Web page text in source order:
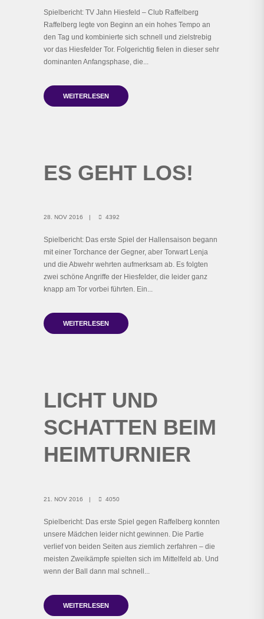
Spielbericht: TV Jahn Hiesfeld – Club Raffelberg
Raffelberg legte von Beginn an ein hohes Tempo an
den Tag und kombinierte sich schnell und zielstrebig
vor das Hiesfelder Tor. Folgerichtig fielen in dieser sehr
dominanten Anfangsphase, die...
WEITERLESEN
ES GEHT LOS!
28. NOV 2016 4392
Spielbericht: Das erste Spiel der Hallensaison begann
mit einer Torchance der Gegner, aber Torwart Lenja
und die Abwehr wehrten aufmerksam ab. Es folgten
zwei schöne Angriffe der Hiesfelder, die leider ganz
knapp am Tor vorbei führten. Ein...
WEITERLESEN
LICHT UND
SCHATTEN BEIM
HEIMTURNIER
21. NOV 2016 4050
Spielbericht: Das erste Spiel gegen Raffelberg konnten
unsere Mädchen leider nicht gewinnen. Die Partie
verlief von beiden Seiten aus ziemlich zerfahren – die
meisten Zweikämpfe spielten sich im Mittelfeld ab. Und
wenn der Ball dann mal schnell...
WEITERLESEN